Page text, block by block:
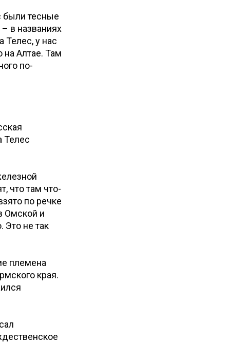
были тесные
в названиях
Телес, у нас
на Алтае. Там
по-
Телес
что там что-
по речке
Омской и
Это не так
племена
края.